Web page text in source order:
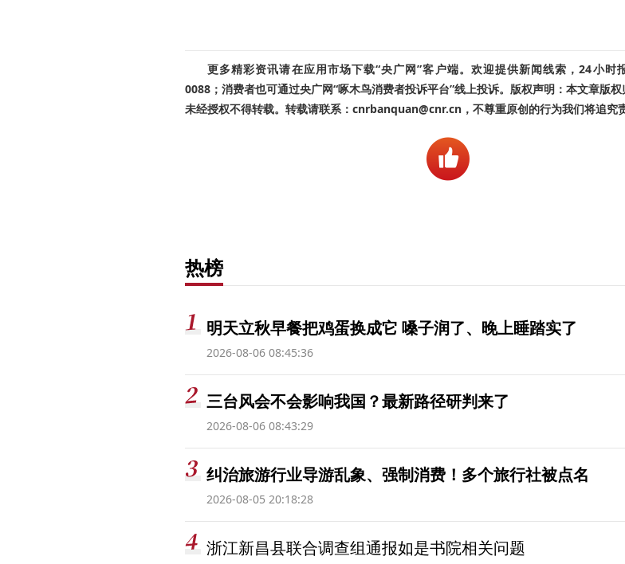
更多精彩资讯请在应用市场下载“央广网”客户端。欢迎提供新闻线索，24小时
0088；消费者也可通过央广网“啄木鸟消费者投诉平台”线上投诉。版权声明：本文章版权
未经授权不得转载。转载请联系：cnrbanquan@cnr.cn，不尊重原创的行为我们将追究责
热榜
明天立秋早餐把鸡蛋换成它 嗓子润了、晚上睡踏实了
2026-08-06 08:45:36
三台风会不会影响我国？最新路径研判来了
2026-08-06 08:43:29
纠治旅游行业导游乱象、强制消费！多个旅行社被点名
2026-08-05 20:18:28
浙江新昌县联合调查组通报如是书院相关问题